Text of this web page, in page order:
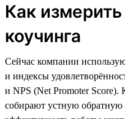
Как
коучинга
Сейчас компании
и индексы
и NPS (Net Promoter
собирают устную обратную